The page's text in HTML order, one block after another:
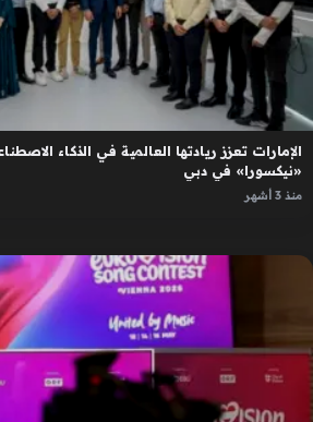
الإمارات تعزز ريادتها العالمية في الذكاء
«نيكسورا» في دبي
منذ 3 أشهر